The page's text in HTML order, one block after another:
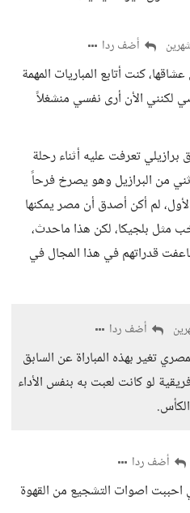
أضف ردا
كنت أتابع المباريات المهمة
لكنني الأن أرى نفسي منشغلاً
تعرفت عليه أثناء رحلة
من البرازيل وهو يصرخ فرحاً
لم أكن أصدق أن مصر يمكنها
مثل بلجيكا، لكن هذا ماحدث،
قدراتهم في هذا المجال في
أضف ردا
تغير بهذه المباراة عن السابق
لو كانت لعبت به بنفس الأداء
أضف ردا
احببت اصوات التشجيع من القهوة